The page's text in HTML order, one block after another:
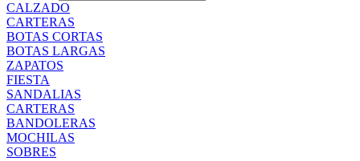
CALZADO
CARTERAS
BOTAS CORTAS
BOTAS LARGAS
ZAPATOS
FIESTA
SANDALIAS
CARTERAS
BANDOLERAS
MOCHILAS
SOBRES